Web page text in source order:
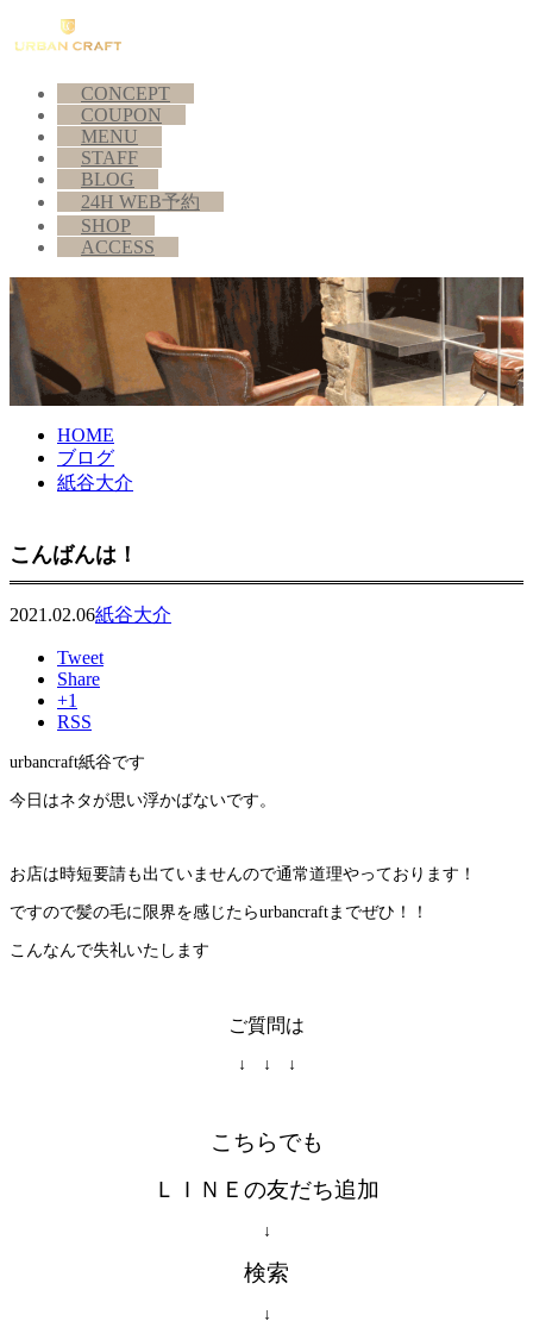
CONCEPT
COUPON
MENU
STAFF
BLOG
24H WEB予約
SHOP
ACCESS
HOME
ブログ
紙谷大介
こんばんは！
2021.02.06紙谷大介
Tweet
Share
+1
RSS
urbancraft紙谷です
今日はネタが思い浮かばないです。
お店は時短要請も出ていませんので通常道理やっております！
ですので髪の毛に限界を感じたらurbancraftまでぜひ！！
こんなんで失礼いたします
ご質問は
↓ ↓ ↓
こちらでも
ＬＩＮＥの友だち追加
↓
検索
↓